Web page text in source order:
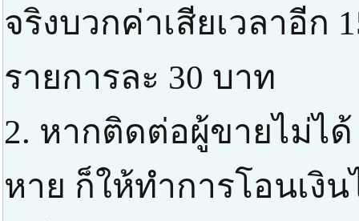
จริงบวกค่าเสียเวลาอีก
รายการละ 30 บาท
2. หากติดต่อผู้ขายไม่ไ
หาย ก็ให้ทำการโอนเงิ